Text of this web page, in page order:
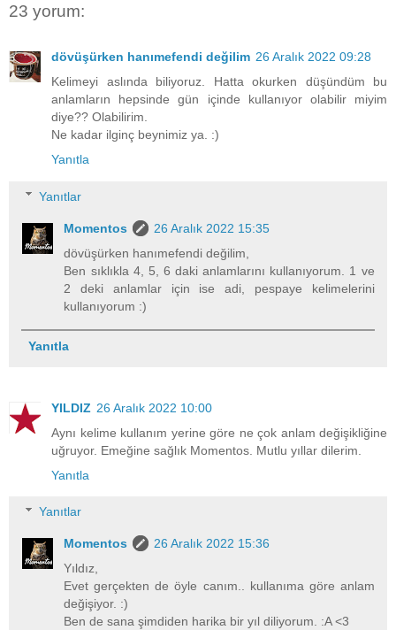
23 yorum:
dövüşürken hanımefendi değilim 26 Aralık 2022 09:28
Kelimeyi aslında biliyoruz. Hatta okurken düşündüm bu
anlamların hepsinde gün içinde kullanıyor olabilir miyim
diye?? Olabilirim.
Ne kadar ilginç beynimiz ya. :)
Yanıtla
Yanıtlar
Momentos
26 Aralık 2022 15:35
dövüşürken hanımefendi değilim,
Ben sıklıkla 4, 5, 6 daki anlamlarını kullanıyorum. 1 ve
2 deki anlamlar için ise adi, pespaye kelimelerini
kullanıyorum :)
Yanıtla
YILDIZ 26 Aralık 2022 10:00
Aynı kelime kullanım yerine göre ne çok anlam değişikliğine
uğruyor. Emeğine sağlık Momentos. Mutlu yıllar dilerim.
Yanıtla
Yanıtlar
Momentos
26 Aralık 2022 15:36
Yıldız,
Evet gerçekten de öyle canım.. kullanıma göre anlam
değişiyor. :)
Ben de sana şimdiden harika bir yıl diliyorum. :A <3